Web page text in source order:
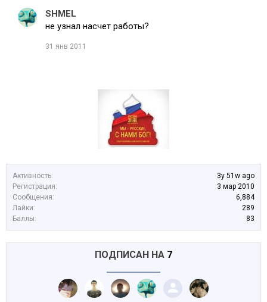
Активность:
3y 51w ago
Регистрация:
3 мар 2010
Сообщения:
6,884
Лайки:
289
Баллы:
83
ПОДПИСАН НА 7
SHMEL
не узнал насчет работы?
31 янв 2011